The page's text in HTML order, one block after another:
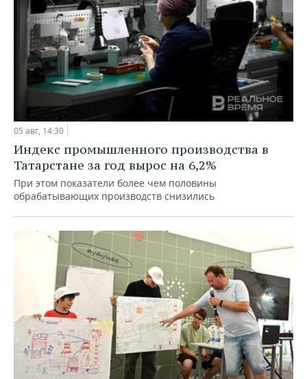
05 авг, 14:30
Индекс промышленного производства в
Татарстане за год вырос на 6,2%
При этом показатели более чем половины
обрабатывающих производств снизились